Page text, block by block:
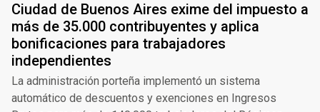
Ciudad de Buenos Aires exime del impuesto a
más de 35.000 contribuyentes y aplica
bonificaciones para trabajadores
independientes
La administración porteña implementó un sistema
automático de descuentos y exenciones en Ingresos